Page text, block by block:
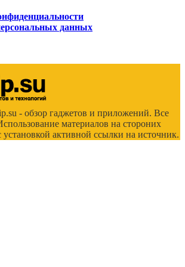
данных
- обзор гаджетов и приложений. Все
материалов на стороних
установкой активной ссылки на источник.